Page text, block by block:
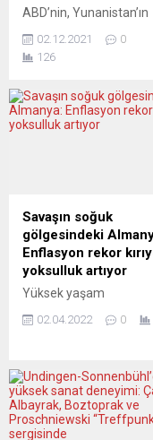
ABD’nin, Yunanistan’ın
dolarlık yatırımda
bulunacağı bildirildi.
haberinde, ABD’nin
Yunanistan ile
destek binası inşası için
milyon dolarlık yatırım
yapacağı belirtildi.
üssün ABD’nin
havacılık birimleri
tarafından...
02.12.2021
0
126
Savaşın soğuk
gölgesindeki
Enflasyon rekor
yoksulluk artıyor
Yüksek yaşam
şirketlerinin kârlarından
yetkilileri ise halka
“Özgürlüğümüz için
kazakla oturmayı”,
kullanmamayı, fazla et
02.04.2022 0